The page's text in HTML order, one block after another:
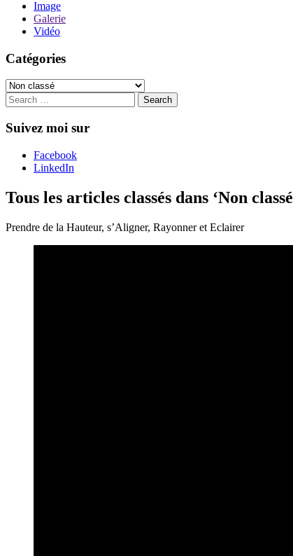
Image
Galerie
Vidéo
Catégories
Catégories
Suivez moi sur
Facebook
LinkedIn
Tous les articles classés dans ‘Non classé
Prendre de la Hauteur, s’Aligner, Rayonner et Eclairer